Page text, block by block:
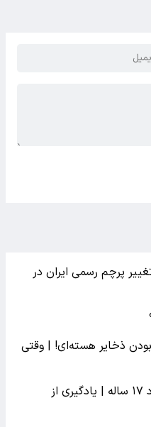
پرچم رسمی ایران در
ربودن ذخایر هسته‌ای! | وقتی
رسوایی جنسی معلم زن با شاگرد ۱۷ ساله | یادگیری از